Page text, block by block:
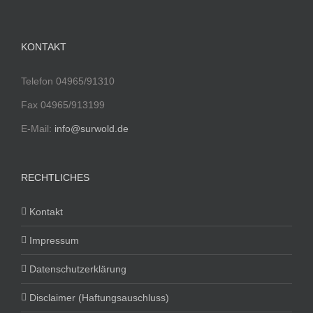
KONTAKT
Telefon 04965/91310
Fax 04965/913199
E-Mail: info@surwold.de
RECHTLICHES
Kontakt
Impressum
Datenschutzerklärung
Disclaimer (Haftungsauschluss)